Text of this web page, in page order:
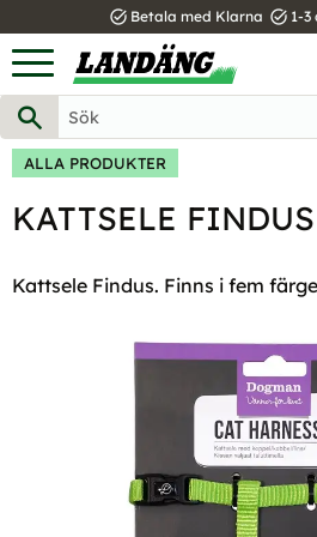
Meny
task_alt Betala med Klarna task_alt 1-
ALLA PRODUKTER
KATTSELE FINDUS
Kattsele Findus. Finns i fem